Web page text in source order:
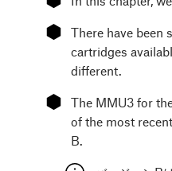
⬢
There have been
cartridges
different.
⬢ The MMU3 for
of the most
B.